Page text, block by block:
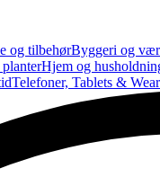
og tilbehørByggeri og
Hjem og
Telefoner, Tablets &